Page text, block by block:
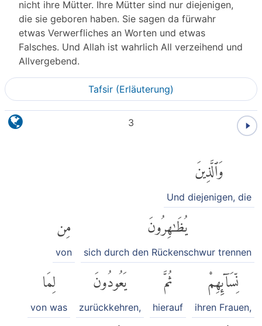
nicht ihre Mütter. Ihre Mütter sind nur diejenigen,
die sie geboren haben. Sie sagen da fürwahr
etwas Verwerfliches an Worten und etwas
Falsches. Und Allah ist wahrlich All verzeihend und
Allvergebend.
Tafsir (Erläuterung)
3
وَٱلَّذِينَ
Und diejenigen, die
يُظَٰهِرُونَ
sich durch den Rückenschwur trennen
مِن
von
نِّسَآئِهِمْ
ihren Frauen,
ثُمَّ
hierauf
يَعُودُونَ
zurückkehren,
لِمَا
von was